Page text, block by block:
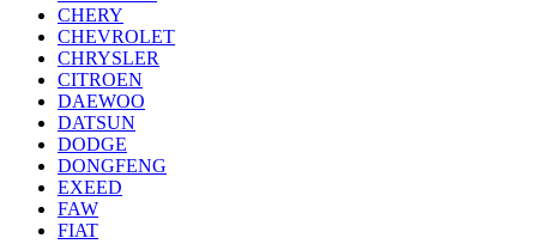
CHERY
CHEVROLET
CHRYSLER
CITROEN
DAEWOO
DATSUN
DODGE
DONGFENG
EXEED
FAW
FIAT